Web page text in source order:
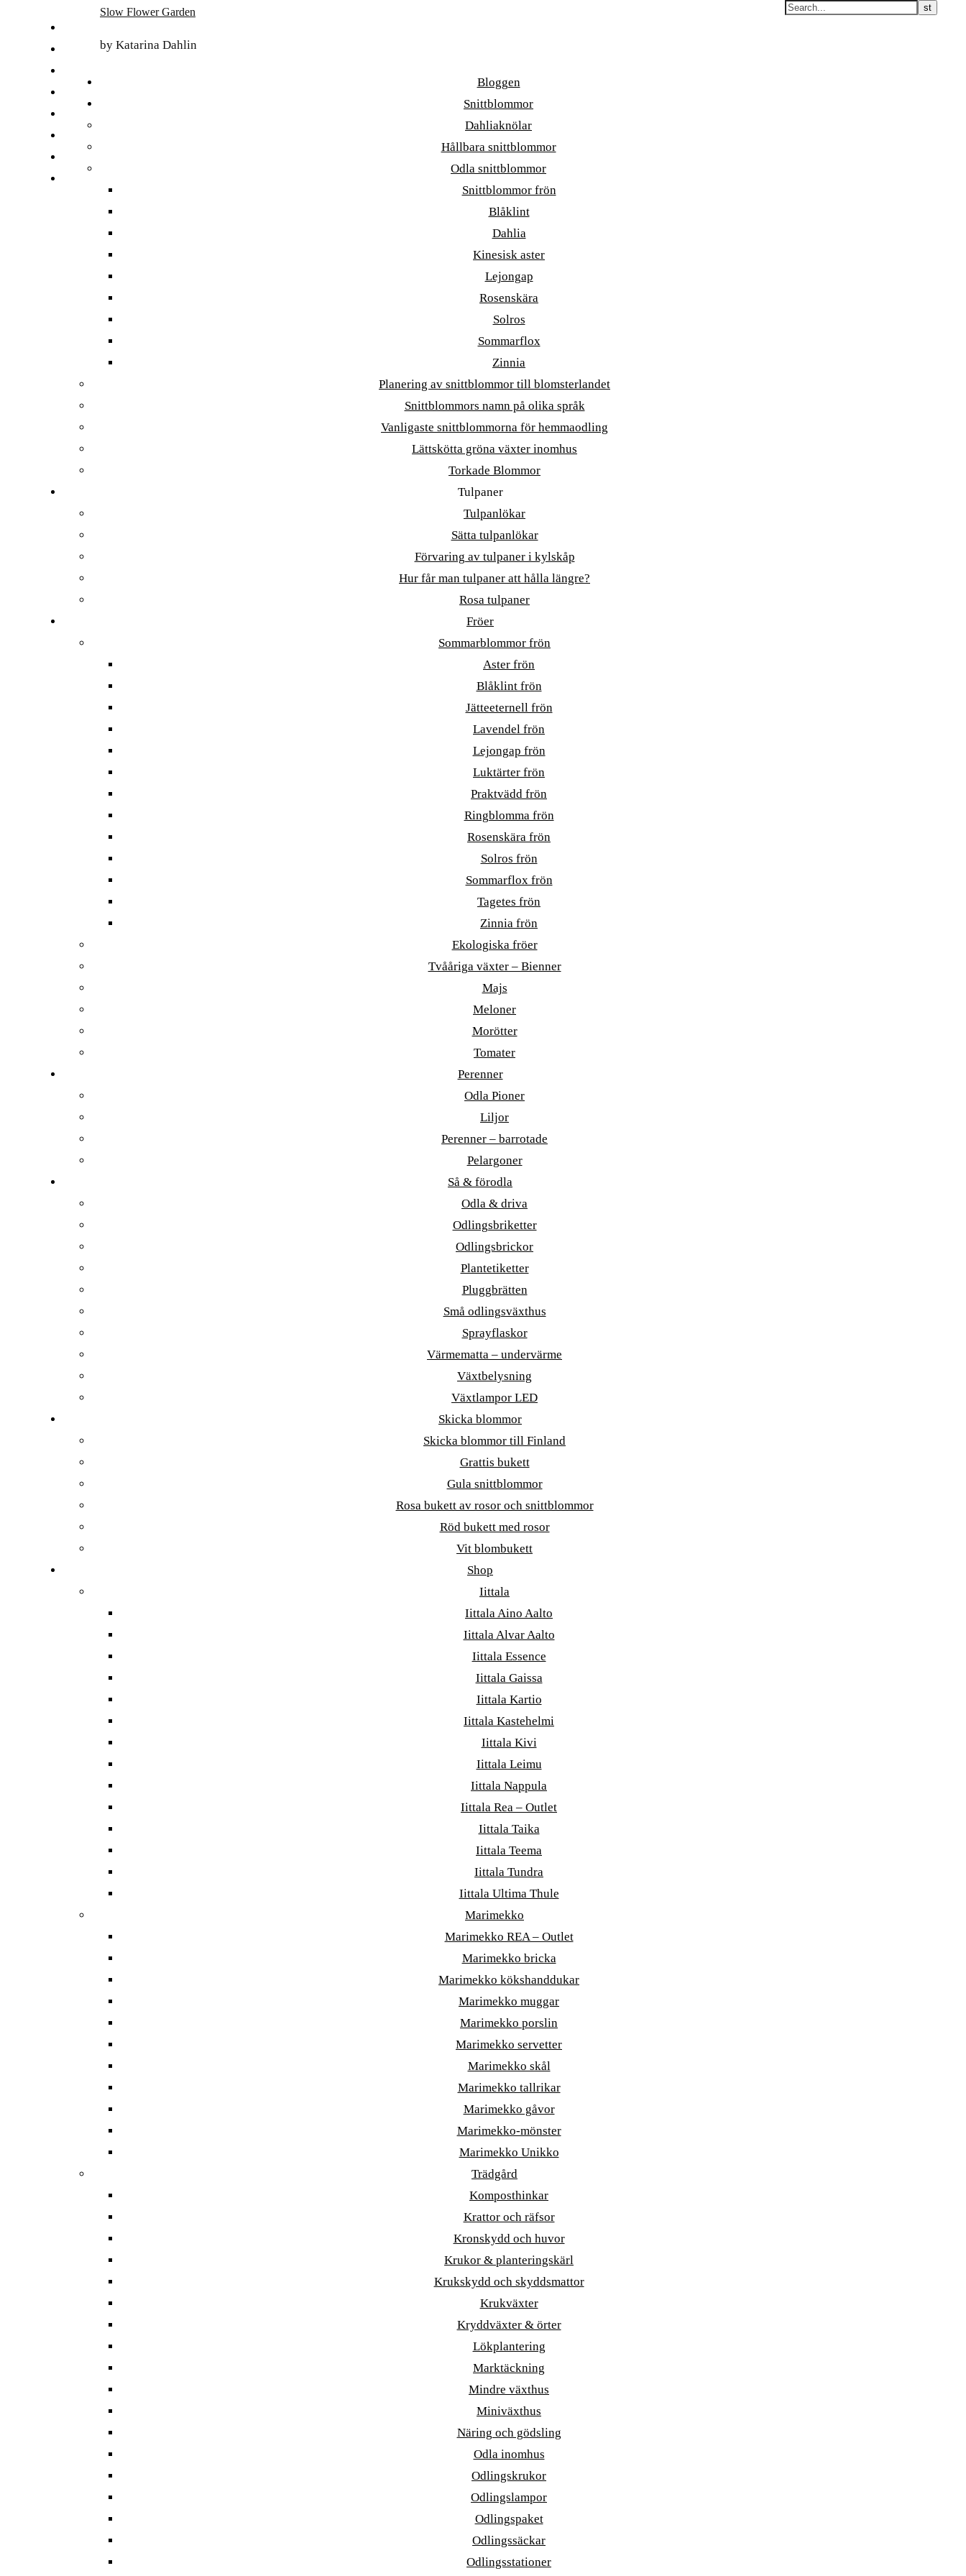
Slow Flower Garden
by Katarina Dahlin
Bloggen
Snittblommor
Dahliaknölar
Hållbara snittblommor
Odla snittblommor
Snittblommor frön
Blåklint
Dahlia
Kinesisk aster
Lejongap
Rosenskära
Solros
Sommarflox
Zinnia
Planering av snittblommor till blomsterlandet
Snittblommors namn på olika språk
Vanligaste snittblommorna för hemmaodling
Lättskötta gröna växter inomhus
Torkade Blommor
Tulpaner
Tulpanlökar
Sätta tulpanlökar
Förvaring av tulpaner i kylskåp
Hur får man tulpaner att hålla längre?
Rosa tulpaner
Fröer
Sommarblommor frön
Aster frön
Blåklint frön
Jätteeternell frön
Lavendel frön
Lejongap frön
Luktärter frön
Praktvädd frön
Ringblomma frön
Rosenskära frön
Solros frön
Sommarflox frön
Tagetes frön
Zinnia frön
Ekologiska fröer
Tvååriga växter – Bienner
Majs
Meloner
Morötter
Tomater
Perenner
Odla Pioner
Liljor
Perenner – barrotade
Pelargoner
Så & förodla
Odla & driva
Odlingsbriketter
Odlingsbrickor
Plantetiketter
Pluggbrätten
Små odlingsväxthus
Sprayflaskor
Värmematta – undervärme
Växtbelysning
Växtlampor LED
Skicka blommor
Skicka blommor till Finland
Grattis bukett
Gula snittblommor
Rosa bukett av rosor och snittblommor
Röd bukett med rosor
Vit blombukett
Shop
Iittala
Iittala Aino Aalto
Iittala Alvar Aalto
Iittala Essence
Iittala Gaissa
Iittala Kartio
Iittala Kastehelmi
Iittala Kivi
Iittala Leimu
Iittala Nappula
Iittala Rea – Outlet
Iittala Taika
Iittala Teema
Iittala Tundra
Iittala Ultima Thule
Marimekko
Marimekko REA – Outlet
Marimekko bricka
Marimekko kökshanddukar
Marimekko muggar
Marimekko porslin
Marimekko servetter
Marimekko skål
Marimekko tallrikar
Marimekko gåvor
Marimekko-mönster
Marimekko Unikko
Trädgård
Komposthinkar
Krattor och räfsor
Kronskydd och huvor
Krukor & planteringskärl
Krukskydd och skyddsmattor
Krukväxter
Kryddväxter & örter
Lökplantering
Marktäckning
Mindre växthus
Miniväxthus
Näring och gödsling
Odla inomhus
Odlingskrukor
Odlingslampor
Odlingspaket
Odlingssäckar
Odlingsstationer